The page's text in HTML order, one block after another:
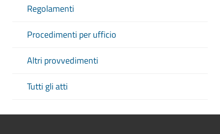
Regolamenti
Procedimenti per ufficio
Altri provvedimenti
Tutti gli atti